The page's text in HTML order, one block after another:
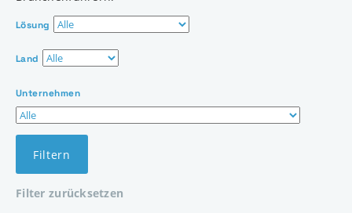
Lösung
Land
Unternehmen
Filtern
Filter zurücksetzen